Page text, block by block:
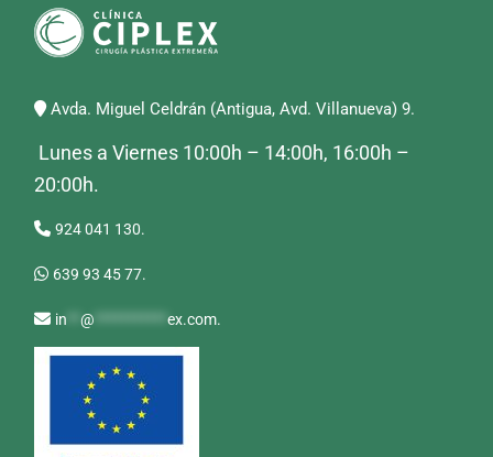
Avda. Miguel Celdrán (Antigua, Avd. Villanueva) 9.
Lunes a Viernes 10:00h – 14:00h, 16:00h –
20:00h.
924 041 130.
639 93 45 77.
in **@ ***********ex.com.